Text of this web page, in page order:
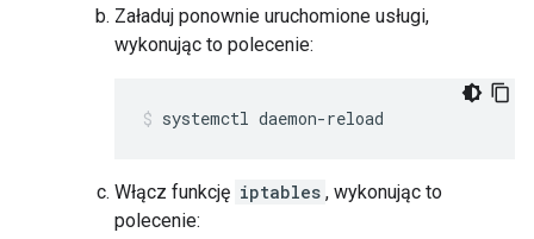
Załaduj ponownie uruchomione usługi,
wykonując to polecenie:
systemctl daemon-reload
Włącz funkcję iptables , wykonując to
polecenie: